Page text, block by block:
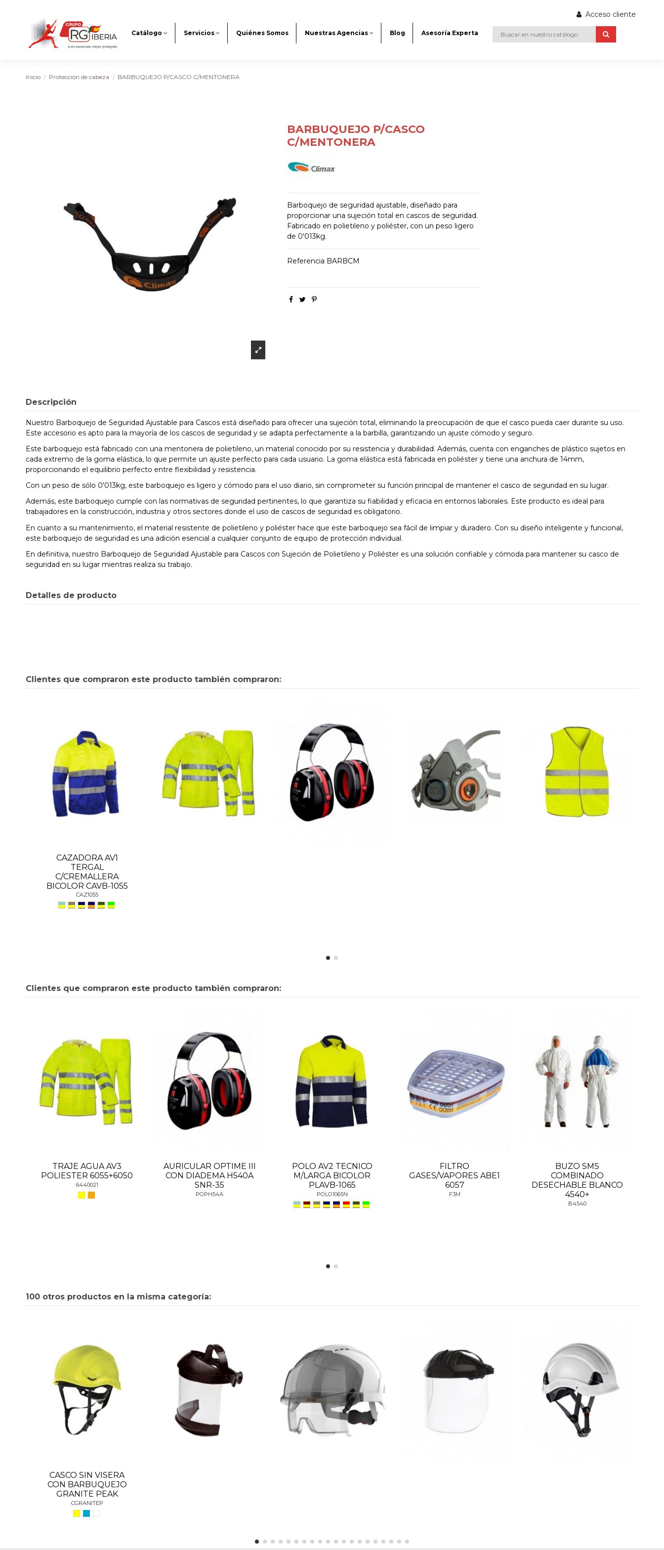
Acceso cliente
Catálogo Servicios Quiénes Somos Nuestras Agencias Blog Asesoría Experta
Inicio Protección de cabeza BARBUQUEJO P/CASCO C/MENTONERA
BARBUQUEJO P/CASCO
C/MENTONERA
Barboquejo de seguridad ajustable, diseñado para
proporcionar una sujeción total en cascos de seguridad.
Fabricado en polietileno y poliéster, con un peso ligero
de 0'013kg.
Referencia BARBCM
Descripción
Nuestro Barboquejo de Seguridad Ajustable para Cascos está diseñado para ofrecer una sujeción total, eliminando la preocupación de que el casco pueda caer durante su uso.
Este accesorio es apto para la mayoría de los cascos de seguridad y se adapta perfectamente a la barbilla, garantizando un ajuste cómodo y seguro.
Este barboquejo está fabricado con una mentonera de polietileno, un material conocido por su resistencia y durabilidad. Además, cuenta con enganches de plástico sujetos en
cada extremo de la goma elástica, lo que permite un ajuste perfecto para cada usuario. La goma elástica está fabricada en poliéster y tiene una anchura de 14mm,
proporcionando el equilibrio perfecto entre flexibilidad y resistencia.
Con un peso de sólo 0'013kg, este barboquejo es ligero y cómodo para el uso diario, sin comprometer su función principal de mantener el casco de seguridad en su lugar.
Además, este barboquejo cumple con las normativas de seguridad pertinentes, lo que garantiza su fiabilidad y eficacia en entornos laborales. Este producto es ideal para
trabajadores en la construcción, industria y otros sectores donde el uso de cascos de seguridad es obligatorio.
En cuanto a su mantenimiento, el material resistente de polietileno y poliéster hace que este barboquejo sea fácil de limpiar y duradero. Con su diseño inteligente y funcional,
este barboquejo de seguridad es una adición esencial a cualquier conjunto de equipo de protección individual.
En definitiva, nuestro Barboquejo de Seguridad Ajustable para Cascos con Sujeción de Polietileno y Poliéster es una solución confiable y cómoda para mantener su casco de
seguridad en su lugar mientras realiza su trabajo.
Detalles de producto
Clientes que compraron este producto también compraron:
CAZADORA AV1
TERGAL
C/CREMALLERA
BICOLOR CAVB-1055
CAZ1055
Clientes que compraron este producto también compraron:
TRAJE AGUA AV3
POLIESTER 6055+6050
6440021
AURICULAR OPTIME III
CON DIADEMA H540A
SNR-35
POPH54A
POLO AV2 TECNICO
M/LARGA BICOLOR
PLAVB-1065
POLO1065N
FILTRO
GASES/VAPORES ABE1
6057
F3M
BUZO SMS
COMBINADO
DESECHABLE BLANCO
4540+
B4540
100 otros productos en la misma categoría:
CASCO SIN VISERA
CON BARBUQUEJO
GRANITE PEAK
CGRANITEP